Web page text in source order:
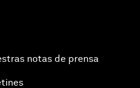
notas de prensa